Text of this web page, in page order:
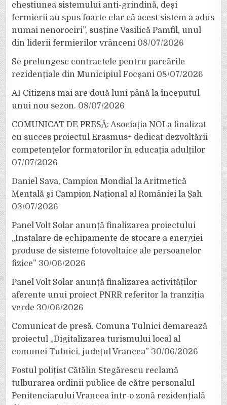
chestiunea sistemului anti-grindină, deși
fermierii au spus foarte clar că acest sistem a adus
numai nenorociri”, susține Vasilică Pamfil, unul
din liderii fermierilor vrânceni 08/07/2026
Se prelungesc contractele pentru parcările
rezidențiale din Municipiul Focșani 08/07/2026
AI Citizens mai are două luni până la începutul
unui nou sezon. 08/07/2026
COMUNICAT DE PRESĂ: Asociația NOI a finalizat
cu succes proiectul Erasmus+ dedicat dezvoltării
competențelor formatorilor în educația adulților
07/07/2026
Daniel Sava, Campion Mondial la Aritmetică
Mentală și Campion Național al României la Șah
03/07/2026
Panel Volt Solar anunță finalizarea proiectului
„Instalare de echipamente de stocare a energiei
produse de sisteme fotovoltaice ale persoanelor
fizice” 30/06/2026
Panel Volt Solar anunță finalizarea activităților
aferente unui proiect PNRR referitor la tranziția
verde 30/06/2026
Comunicat de presă. Comuna Tulnici demarează
proiectul „Digitalizarea turismului local al
comunei Tulnici, județul Vrancea” 30/06/2026
Fostul polițist Cătălin Stegărescu reclamă
tulburarea ordinii publice de către personalul
Penitenciarului Vrancea într-o zonă rezidențială